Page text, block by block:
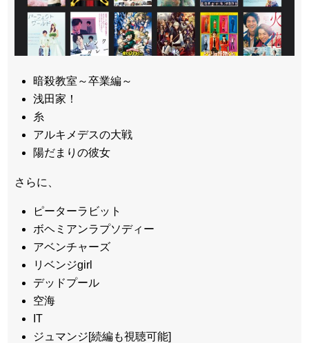
暗殺教室～卒業編～
浅田家！
糸
アルキメデスの大戦
陽だまりの彼女
さらに、
ピーターラビット
ボヘミアンラプソディー
アベンチャーズ
リベンジgirl
デッドプール
空海
IT
ジュマンジ[続編も視聴可能]